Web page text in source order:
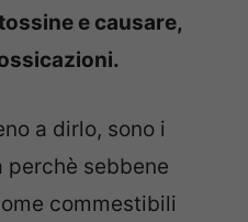
e causare,
a dirlo, sono i
sebbene
commestibili